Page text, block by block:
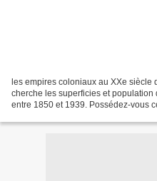
les empires coloniaux au XXe siècle
cherche les superficies et
entre 1850 et 1939. Possédez-vous